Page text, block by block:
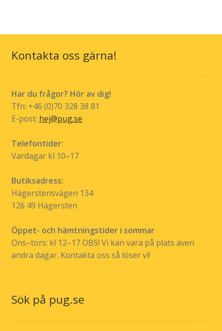
Kontakta oss gärna!
Har du frågor? Hör av dig!
Tfn: +46 (0)70 328 38 81
E-post: hej@pug.se
Telefontider:
Vardagar kl 10–17
Butiksadress:
Hägerstensvägen 134
126 49 Hägersten
Öppet- och hämtningstider i sommar
Ons–tors: kl 12–17 OBS! Vi kan vara på plats även
andra dagar. Kontakta oss så löser vi!
Sök på pug.se